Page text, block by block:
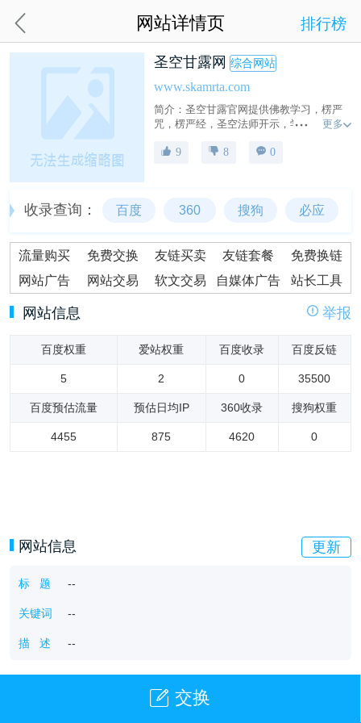
网站详情页 排行榜
圣空甘露网 综合网站
www.skamrta.com
简介：圣空甘露官网提供佛教学习，楞严
咒，楞严经，圣空法师开示，学佛入门，
在线阅读等，方便大众认识学习佛法。
更多
9 8 0
收录查询： 百度 360 搜狗 必应
流量购买 免费交换 友链买卖 友链套餐
免费换链
网站广告
网站交易 软文交易 自媒体广告 站长工具
网站信息 举报
百度权重 爱站权重 百度收录 百度反链
5 2 0 35500
百度预估流量 预估日均IP 360收录 搜狗权重
4455 875 4620 0
网站信息 更新
标 题 --
关键词 --
描 述 --
交换